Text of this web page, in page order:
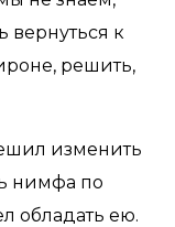
вернуться к
решить,
изменить
нимфа по
обладать ею.